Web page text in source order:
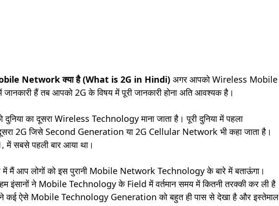
Network क्या है (What is 2G in Hindi) अगर आपको Wireless Mobile
हैं तब आपको 2G के विषय में पूरी जानकारी होना अति आवश्यक है।
दुनिया का दूसरा Wireless Technology माना जाता है। पूरी दुनिया में पहला
2G जिसे Second Generation या 2G Cellular Network भी कहा जाता है।
सबसे पहली बार आया था।
मैं आप लोगों को इस पुरानी Mobile Network Technology के बारे में बताऊंगा।
इंसानों ने Mobile Technology के Field में वर्तमान समय में कितनी तरक्की कर ली है
कई ऐसे Mobile Technology Generation को बहुत ही पास से देखा है और इस्तेमाल